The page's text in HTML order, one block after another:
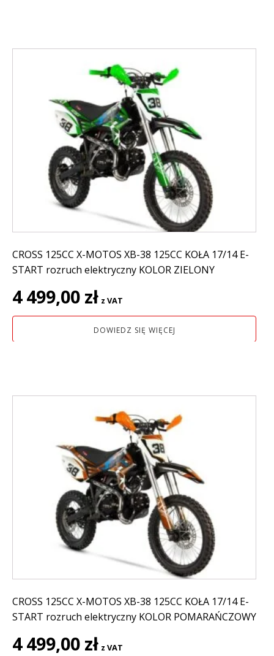
CROSS 125CC X-MOTOS XB-38 125CC KOŁA 17/14 E-
START rozruch elektryczny KOLOR ZIELONY
4 499,00 zł z VAT
DOWIEDZ SIĘ WIĘCEJ
CROSS 125CC X-MOTOS XB-38 125CC KOŁA 17/14 E-
START rozruch elektryczny KOLOR POMARAŃCZOWY
4 499,00 zł z VAT